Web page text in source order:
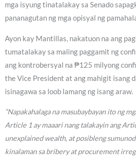
mga isyung tinatalakay sa Senado
pananagutan ng mga opisyal ng
Ayon kay Mantillas, nakatuon na ang
tumatalakay sa maling paggamit ng
ang kontrobersyal na ₱125 milyong
the Vice President at ang mahigit isang
isinagawa sa loob lamang ng isang araw.
“Napakahalaga na masubaybayan ito ng
Article 1 ay maaari nang talakayin ang
unexplained wealth, at posibleng
kinalaman sa bribery at procurement